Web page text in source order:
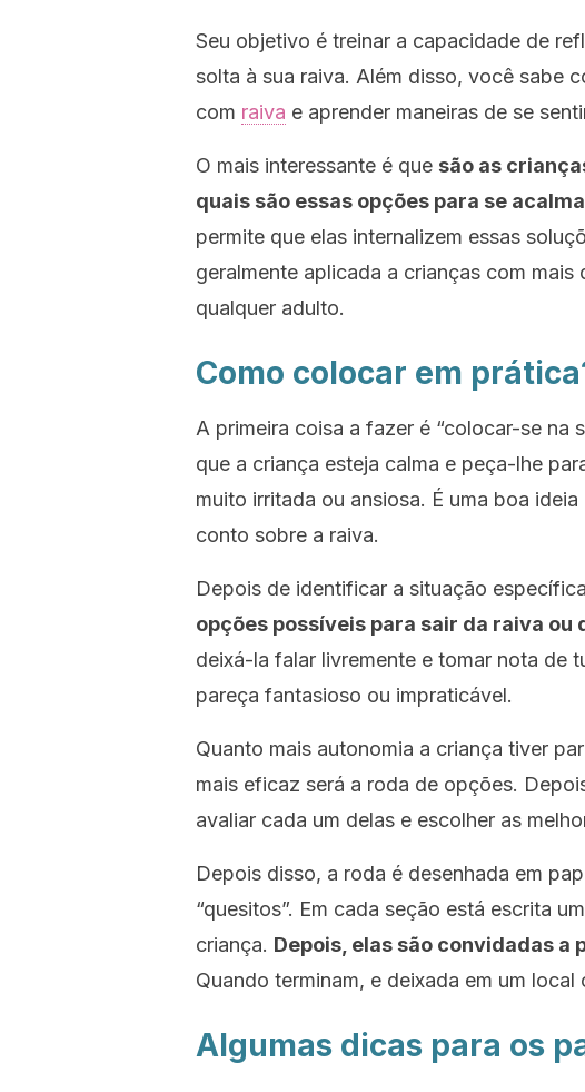
Seu objetivo é treinar a capacidade de
solta à sua raiva. Além disso, você sabe
com raiva e aprender maneiras de se
O mais interessante é que são as
quais são essas opções para se
permite que elas internalizem essas
geralmente aplicada a crianças com
qualquer adulto.
Como colocar em
A primeira coisa a fazer é “colocar-se na
que a criança esteja calma e peça-lhe
muito irritada ou ansiosa. É uma boa
conto sobre a raiva.
Depois de identificar a situação
opções possíveis para sair da raiva ou
deixá-la falar livremente e tomar nota de
pareça fantasioso ou impraticável.
Quanto mais autonomia a criança tiver
mais eficaz será a roda de opções.
avaliar cada um delas e escolher as
Depois disso, a roda é desenhada em
“quesitos”. Em cada seção está escrita
criança. Depois, elas são convidadas
Quando terminam, e deixada em um
Algumas dicas para os